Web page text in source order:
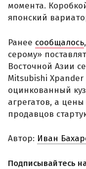
момента.
японский
Ранее сообщалось
серому»
Восточной Азии
Mitsubishi
оцинкованный
агрегатов, а
продавцов
Автор: Иван
Подписывайтесь